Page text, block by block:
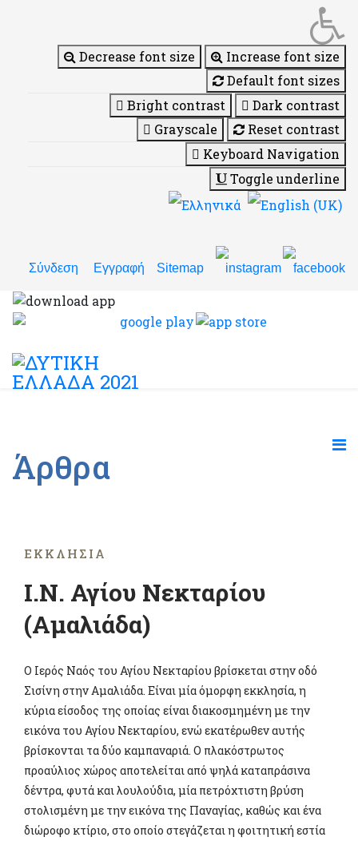
Decrease font size
Increase font size
Default font sizes
Bright contrast
Dark contrast
Grayscale
Reset contrast
Keyboard Navigation
Toggle underline
Σύνδεση Εγγραφή Sitemap
Άρθρα
ΕΚΚΛΗΣΊΑ
Ι.Ν. Αγίου Νεκταρίου
(Αμαλιάδα)
Ο Ιερός Ναός του Αγίου Νεκταρίου βρίσκεται στην οδό
Σισίνη στην Αμαλιάδα. Είναι μία όμορφη εκκλησία, η
κύρια είσοδος της οποίας είναι διακοσμημένη με την
εικόνα του Αγίου Νεκταρίου, ενώ εκατέρωθεν αυτής
βρίσκονται τα δύο καμπαναριά. Ο πλακόστρωτος
προαύλιος χώρος αποτελείται από ψηλά καταπράσινα
δέντρα, φυτά και λουλούδια, μία πετρόχτιστη βρύση
στολισμένη με την εικόνα της Παναγίας, καθώς και ένα
διώροφο κτίριο, στο οποίο στεγάζεται η φοιτητική εστία